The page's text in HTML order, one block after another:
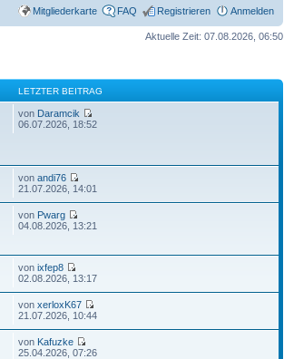
Mitgliederkarte FAQ Registrieren Anmelden
Aktuelle Zeit: 07.08.2026, 06:50
LETZTER BEITRAG
von Daramcik
06.07.2026, 18:52
vonandi76
21.07.2026, 14:01
von Pwarg
04.08.2026, 13:21
vonixfep8
02.08.2026, 13:17
vonxerloxK67
21.07.2026, 10:44
von Kafuzke
25.04.2026, 07:26